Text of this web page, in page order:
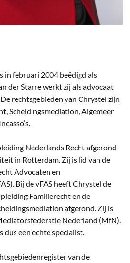
in februari 2004 beëdigd als
der Starre werkt zij als advocaat
rechtsgebieden van Chrystel zijn
Scheidingsmediation, Algemeen
Nederlands Recht afgerond
in Rotterdam. Zij is lid van de
Advocaten en
Bij de vFAS heeft Chrystel de
Familierecht en de
afgerond. Zij is
Nederland (MfN).
dus een echte specialist.
van de